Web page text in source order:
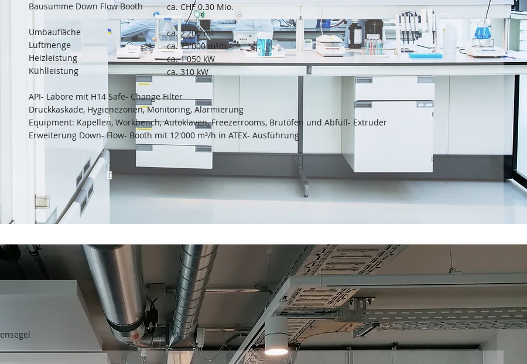
Bausumme Down Flow Booth
Umbaufläche
Luftmenge
Heizleistung
Kühlleistung
API- Labore mit H14 Safe- Change Filter
Druckkaskade, Hygienezonen, Monitoring, Alarmierung
Equipment: Kapellen, Workbench, Autoklaven, Freezerrooms, Brutöfen und Abfüll- Extruder
Erweiterung Down- Flow- Booth mit 12'000 m³/h in ATEX- Ausführung
ca. CHF 0.30 Mio.
ca. 2'200 m²
ca. 75'000 m³/h
ca. 1'050 kW
ca. 310 kW